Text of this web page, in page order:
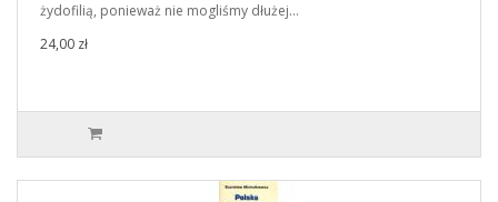
żydofilią, ponieważ nie mogliśmy dłużej…
24,00 zł